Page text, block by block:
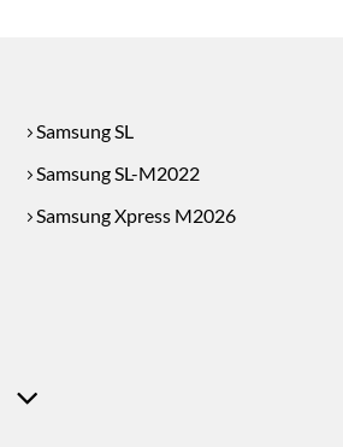
Samsung SL
Samsung SL-M2022
Samsung Xpress M2026